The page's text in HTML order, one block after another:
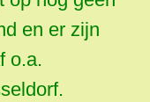
en er zijn
o.a.